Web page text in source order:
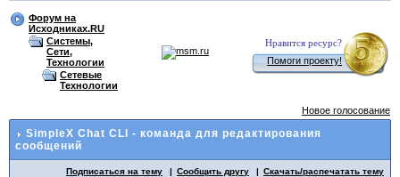
Форум на
Исходниках.RU
Системы,
Сети,
Технологии
Сетевые
Технологии
Нравится ресурс?
Помоги проекту!
Новое голосование
SimpleX Chat CLI - команда для редактирования
сообщений
Подписаться на тему Сообщить другу Скачать/распечатать тему